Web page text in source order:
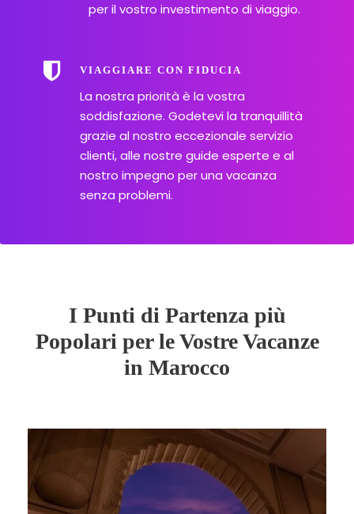
per il vostro investimento di viaggio.
VIAGGIARE CON FIDUCIA
La nostra priorità è la vostra
soddisfazione. Godetevi la tranquillità
grazie al nostro eccezionale servizio
clienti, alle nostre guide esperte e al
nostro impegno per una vacanza
senza problemi.
I Punti di Partenza più
Popolari per le Vostre Vacanze
in Marocco